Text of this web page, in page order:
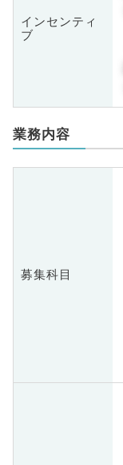
インセンティ
ブ
業務内容
募集科目